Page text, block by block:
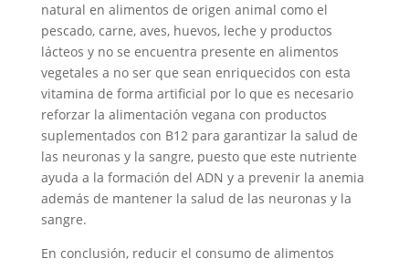
natural en alimentos de origen animal como el
pescado, carne, aves, huevos, leche y productos
lácteos y no se encuentra presente en alimentos
vegetales a no ser que sean enriquecidos con esta
vitamina de forma artificial por lo que es necesario
reforzar la alimentación vegana con productos
suplementados con B12 para garantizar la salud de
las neuronas y la sangre, puesto que este nutriente
ayuda a la formación del ADN y a prevenir la anemia
además de mantener la salud de las neuronas y la
sangre.
En conclusión, reducir el consumo de alimentos